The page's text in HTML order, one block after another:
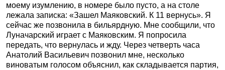
моему изумлению, в номере было пусто, а на столе
лежала записка: «Зашел Маяковский. К 11 вернусь». Я
сейчас же позвонила в бильярдную. Мне сообщили, что
Луначарский играет с Маяковским. Я попросила
передать, что вернулась и жду. Через четверть часа
Анатолий Васильевич позвонил мне, несколько
виноватым голосом объяснил, как складывается партия,